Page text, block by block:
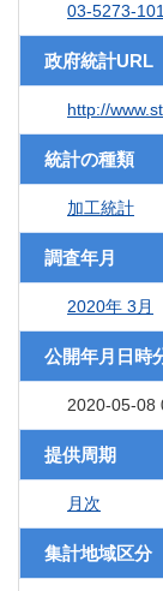
03-5273-
政府統計URL
http://
統計の種類
加工統計
調査年月
2020年 3月
公開年月日時
2020-05-08
提供周期
月次
集計地域区分